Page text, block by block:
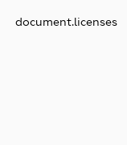
document.licenses